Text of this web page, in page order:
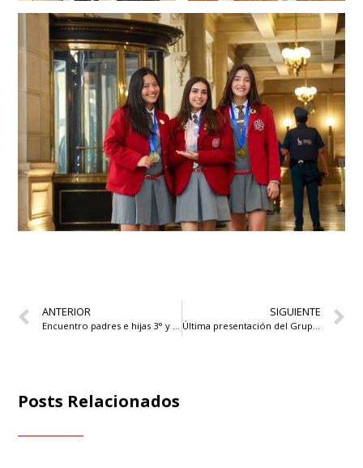
ANTERIOR
Encuentro padres e hijas 3° y 4° básico
SIGUIENTE
Última presentación del Grupo Teatro IB de IV° medio
Posts Relacionados